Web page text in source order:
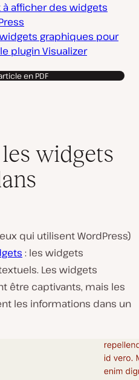
à afficher des widgets
graphiques pour
plugin Visualizer
en PDF
widgets
qui utilisent WordPress)
: les widgets
Les widgets
être captivants, mais les
les informations dans un